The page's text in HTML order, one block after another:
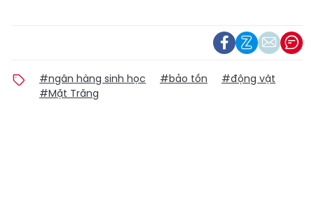
#ngân hàng sinh học #bảo tồn
#động vật
#Mặt Trăng